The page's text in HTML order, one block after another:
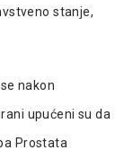
stanje,
nakon
upućeni su da
Prostata